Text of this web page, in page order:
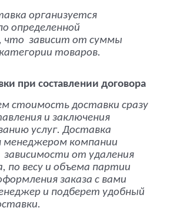
организуется
определенной
что зависит от суммы
товаров.
при составлении договора
стоимость доставки сразу
и заключения
услуг. Доставка
менеджером компании
зависимости от удаления
по весу и объема партии
заказа с вами
и подберет удобный